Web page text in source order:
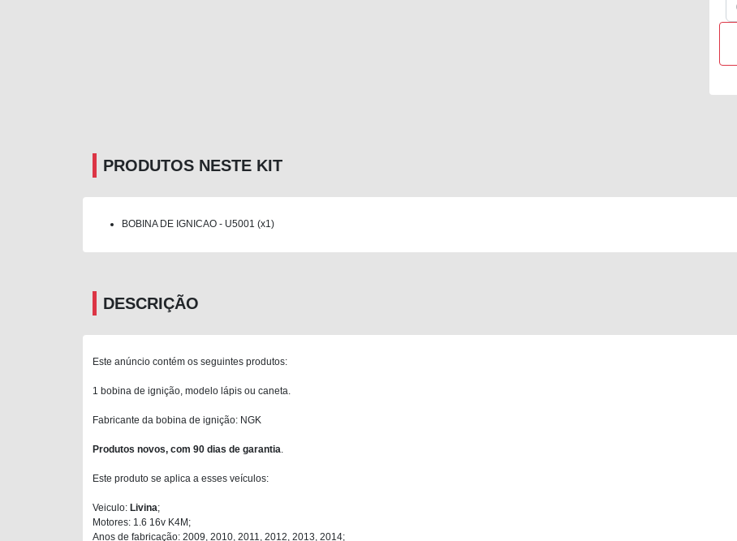
PRODUTOS NESTE KIT
BOBINA DE IGNICAO - U5001 (x1)
DESCRIÇÃO
Este anúncio contém os seguintes produtos:
1 bobina de ignição, modelo lápis ou caneta.
Fabricante da bobina de ignição: NGK
Produtos novos, com 90 dias de garantia
Este produto se aplica a esses veículos:
Veiculo: Livina;
Motores: 1.6 16v K4M;
Anos de fabricação: 2009, 2010, 2011, 2012, 2013, 2014;